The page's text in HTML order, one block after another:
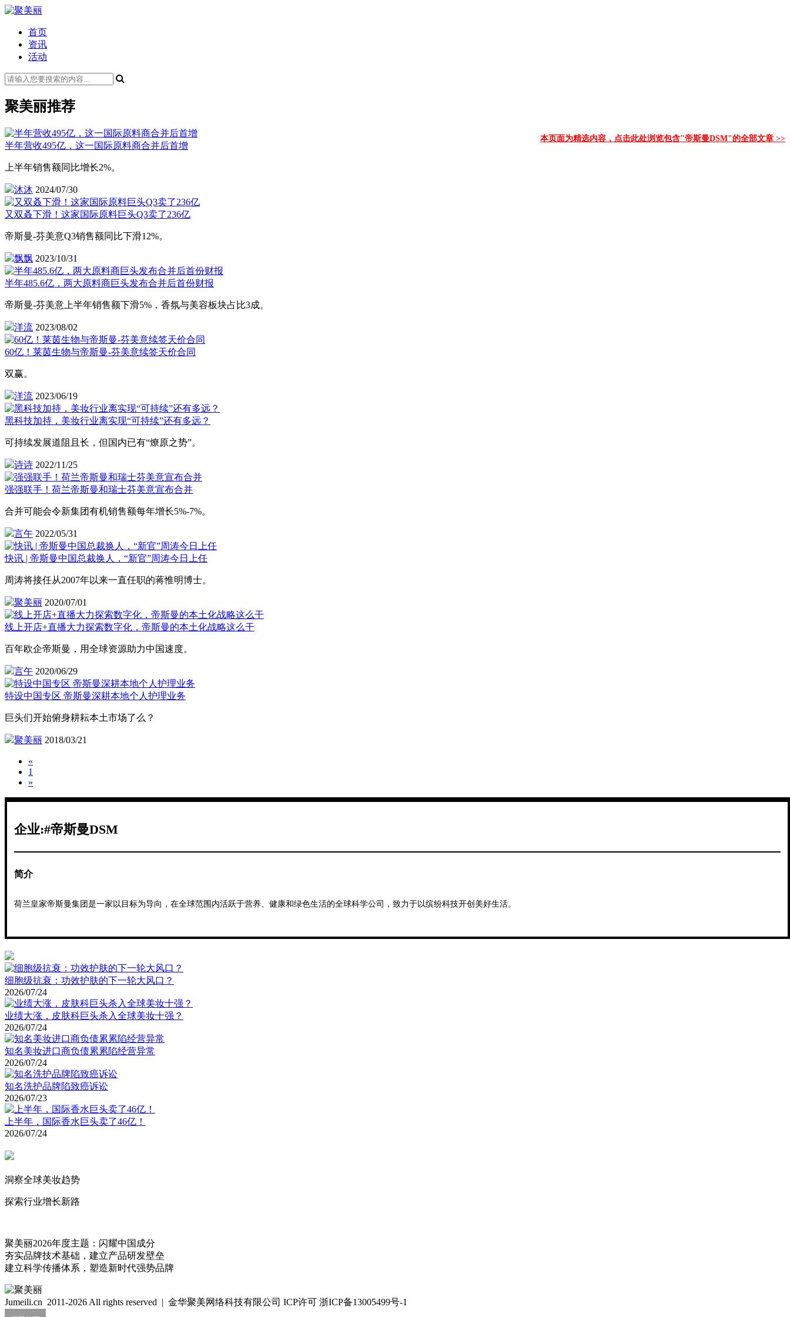
首页
资讯
活动
聚美丽推荐
本页面为精选内容，点击此处浏览包含"帝斯曼DSM"的全部文章 >>
半年营收495亿，这一国际原料商合并后首增
上半年销售额同比增长2%。
沐沐 2024/07/30
又双叒下滑！这家国际原料巨头Q3卖了236亿
帝斯曼-芬美意Q3销售额同比下滑12%。
飘飘 2023/10/31
半年485.6亿，两大原料商巨头发布合并后首份财报
帝斯曼-芬美意上半年销售额下滑5%，香氛与美容板块占比3成。
洋流 2023/08/02
60亿！莱茵生物与帝斯曼-芬美意续签天价合同
双赢。
洋流 2023/06/19
黑科技加持，美妆行业离实现“可持续”还有多远？
可持续发展道阻且长，但国内已有“燎原之势”。
诗诗 2022/11/25
强强联手！荷兰帝斯曼和瑞士芬美意宣布合并
合并可能会令新集团有机销售额每年增长5%-7%。
言午 2022/05/31
快讯 | 帝斯曼中国总裁换人，“新官”周涛今日上任
周涛将接任从2007年以来一直任职的蒋惟明博士。
聚美丽 2020/07/01
线上开店+直播大力探索数字化，帝斯曼的本土化战略这么干
百年欧企帝斯曼，用全球资源助力中国速度。
言午 2020/06/29
特设中国专区 帝斯曼深耕本地个人护理业务
巨头们开始俯身耕耘本土市场了么？
聚美丽 2018/03/21
«
1
»
企业:#帝斯曼DSM
简介
荷兰皇家帝斯曼集团是一家以目标为导向，在全球范围内活跃于营养、健康和绿色生活的全球科学公司，致力于以缤纷科技开创美好生活。
细胞级抗衰：功效护肤的下一轮大风口？
2026/07/24
业绩大涨，皮肤科巨头杀入全球美妆十强？
2026/07/24
知名美妆进口商负债累累陷经营异常
2026/07/24
知名洗护品牌陷致癌诉讼
2026/07/23
上半年，国际香水巨头卖了46亿！
2026/07/24
洞察全球美妆趋势
探索行业增长新路
聚美丽2026年度主题：闪耀中国成分
夯实品牌技术基础，建立产品研发壁垒
建立科学传播体系，塑造新时代强势品牌
Jumeili.cn 2011-2026 All rights reserved | 金华聚美网络科技有限公司 ICP许可 浙ICP备13005499号-1